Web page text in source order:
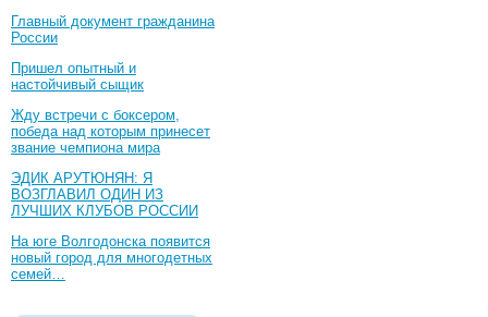
Главный документ гражданина
России
Пришел опытный и
настойчивый сыщик
Жду встречи с боксером,
победа над которым принесет
звание чемпиона мира
ЭДИК АРУТЮНЯН: Я
ВОЗГЛАВИЛ ОДИН ИЗ
ЛУЧШИХ КЛУБОВ РОССИИ
На юге Волгодонска появится
новый город для многодетных
семей…